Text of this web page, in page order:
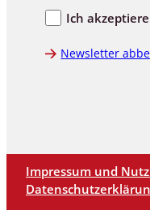
Ich
Newsletter
Impressum und